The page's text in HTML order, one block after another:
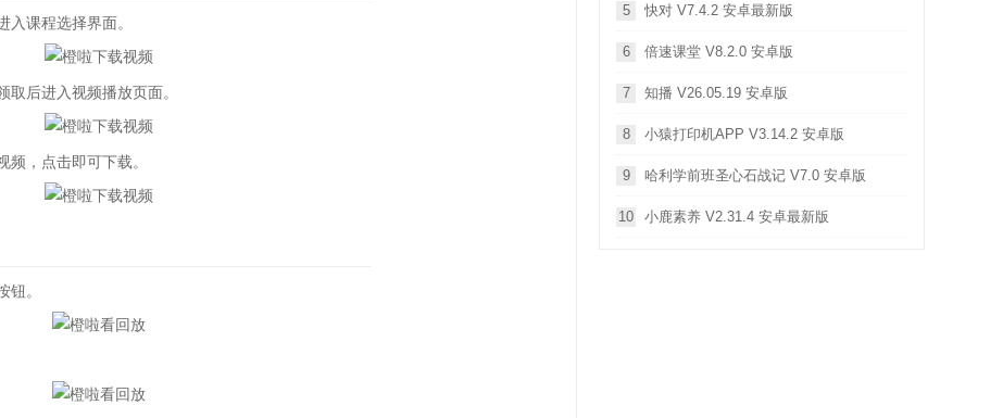
课程选择界面。
后进入视频播放页面。
，点击即可下载。
。
5 快对 V7.4.2 安卓最新版
6 倍速课堂 V8.2.0 安卓版
7 知播 V26.05.19 安卓版
8 小猿打印机APP V3.14.2 安卓版
9 哈利学前班圣心石战记 V7.0 安卓版
10 小鹿素养 V2.31.4 安卓最新版